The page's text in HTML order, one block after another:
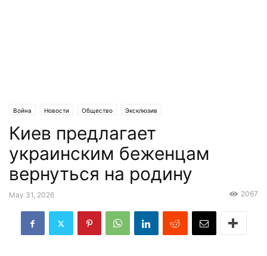
Война Новости Общество Эксклюзив
Киев предлагает
украинским беженцам
вернуться на родину
May 31, 2026 2067